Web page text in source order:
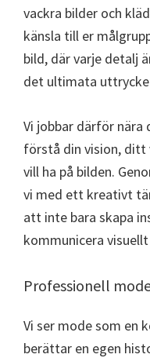
vackra bilder och
känsla till er
bild, där varje detalj
det ultimata
Vi jobbar därför
förstå din vision, ditt
vill ha på bilden.
vi med ett kreativt
att inte bara skapa
kommunicera
Professionell
Vi ser mode som en
berättar en egen